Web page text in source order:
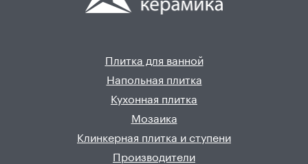
Плитка для ванной
Напольная плитка
Кухонная плитка
Мозаика
Клинкерная плитка и ступени
Производители